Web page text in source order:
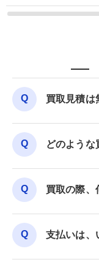
買取見積は
どのような
買取の際、
支払いは、